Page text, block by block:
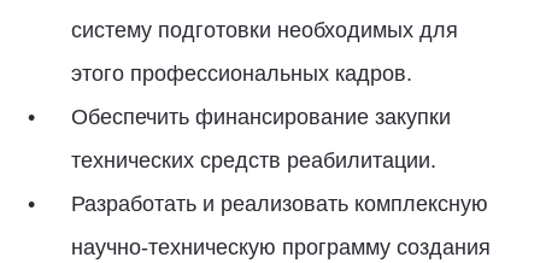
систему подготовки необходимых для
этого профессиональных кадров.
Обеспечить финансирование закупки
технических средств реабилитации.
Разработать и реализовать комплексную
научно-техническую программу создания